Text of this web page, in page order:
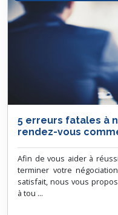
5 erreurs fatales à
rendez-vous
Afin de vous aider à
terminer votre
satisfait, nous vous
à tou ...